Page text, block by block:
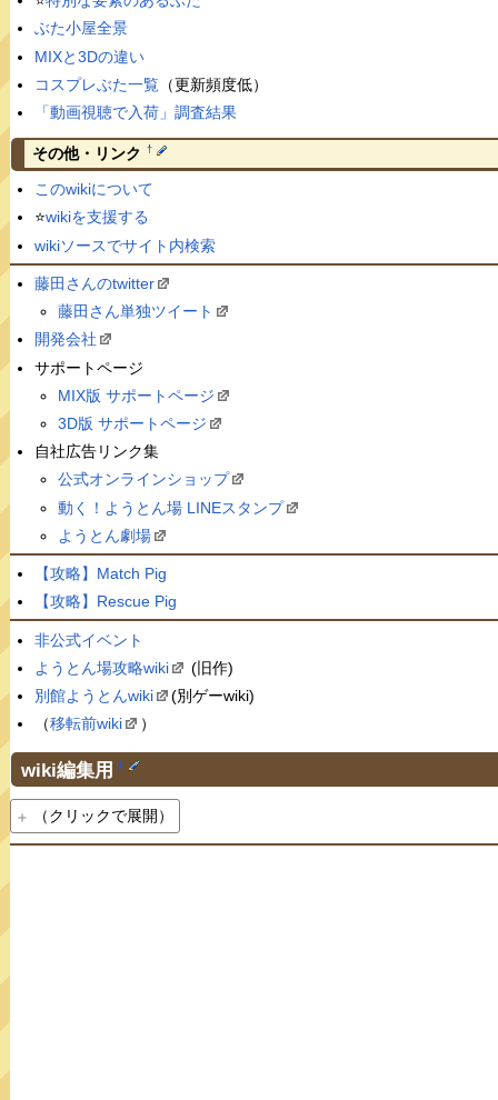
ぶた小屋全景
MIXと3Dの違い
コスプレぶた一覧（更新頻度低）
「動画視聴で入荷」調査結果
その他・リンク †
このwikiについて
⭐️wikiを支援する
wikiソースでサイト内検索
藤田さんのtwitter
藤田さん単独ツイート
開発会社
サポートページ
MIX版 サポートページ
3D版 サポートページ
自社広告リンク集
公式オンラインショップ
動く！ようとん場 LINEスタンプ
ようとん劇場
【攻略】Match Pig
【攻略】Rescue Pig
非公式イベント
ようとん場攻略wiki
(旧作)
別館ようとんwiki
(別ゲーwiki)
（移転前wiki ）
wiki編集用 †
（クリックで展開）